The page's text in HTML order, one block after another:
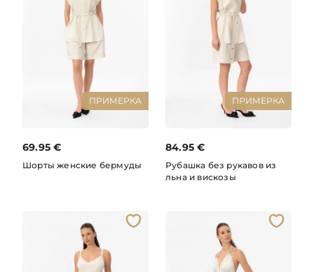
ПРИМЕРКА
69.95 €
Шорты женские бермуды
ПРИМЕРКА
84.95 €
Рубашка без рукавов из
льна и вискозы